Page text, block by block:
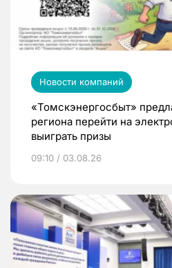
Новости компаний
«Томскэнергосбыт»
региона перейти на
выиграть призы
09:10 / 03.08.26